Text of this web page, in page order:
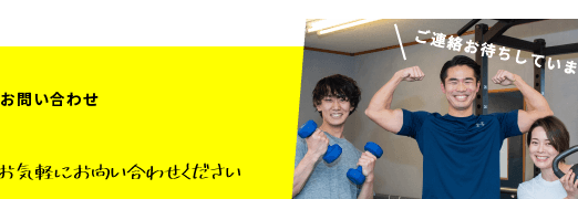
お問い合わせ